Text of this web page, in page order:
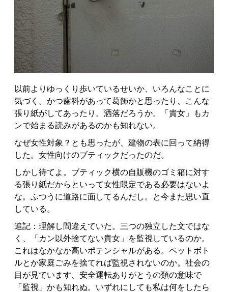
以前よりゆっくり歩いているせいか、いろんなことに
気づく。かつ歯科があって葛飾かと思ったり、こんな
張り紙がしてあったり。洒落だろうか。「貴女」もカ
ンで始まる読みがあるのかも知れない。
なぜ女性対象？とも思ったが、建物の表に回って納得
した。女性向けのブティックだったのだ。
しかし待てよ。ブティック横の自販機のゴミ箱に対す
る張り紙だからといって女性限定である必要はないよ
な。ふつうに道路に面してるんだし。と今また思い直
している。
追記：理解し間違えていた。三つの独立した文ではな
く、「カン以外捨てない貴女」を監視しているのか。
これはなかなか高いポテンシャルがある。ペットボト
ルとか家庭ごみを捨てれば監視されないのか。社会の
目が見ています、安全運転ありがとうの類の意味で
「監視」かも知れぬ。いずれにしても私は何をしたら